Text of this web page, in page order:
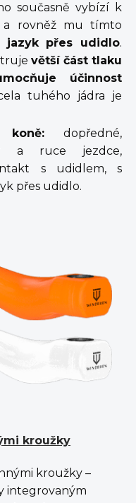
současně vybízí k
rovněž mu tímto
jazyk přes udidlo.
větší část tlaku
účinnost
tuhého jádra je
koně: dopředné,
a ruce jezdce,
s udidlem, s
přes udidlo.
kroužky
kroužky –
integrovaným